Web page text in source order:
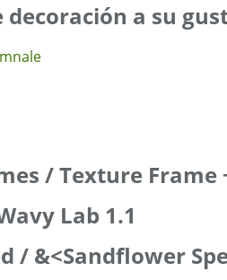
decoración a su
/ Texture Frame
Lab 1.1
/ &<Sandflower